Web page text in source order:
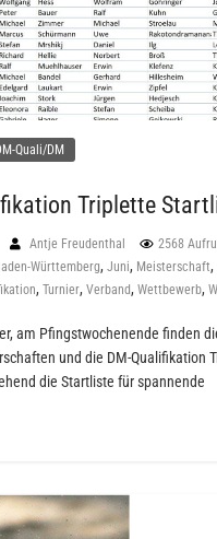
Quali/DM
Triplette
Antje Freudenthal 2568
Württemberg, Juni, Meisterschaft,
, Turnier, Verband, Wettbewerb,
am Pfingstwochenende finden
und die DM-Qualifikation
die Startliste für spannende